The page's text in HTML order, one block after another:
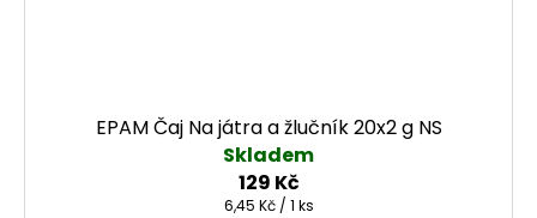
EPAM Čaj Na játra a žlučník 20x2 g NS
Skladem
129 Kč
Měrná cena:
6,45 Kč / 1 ks